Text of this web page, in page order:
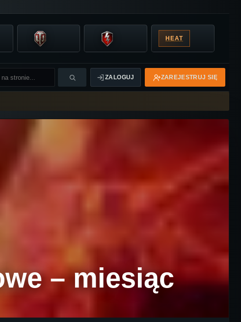
HEAT
ZALOGUJ ZAREJESTRUJ SIĘ
– miesiąc